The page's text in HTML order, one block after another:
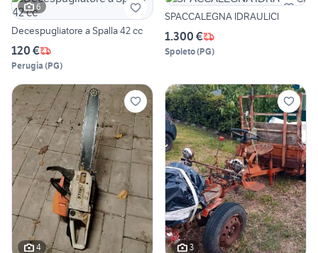
6
Decespugliatore a Spalla 42 cc
120 €
Perugia (PG)
SPACCALEGNA IDRAULICI
1.300 €
Spoleto(PG)
4 3